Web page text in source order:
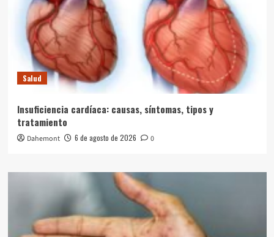
Salud
Insuficiencia cardíaca: causas, síntomas, tipos y
tratamiento
Dahemont 6 de agosto de 2026 0